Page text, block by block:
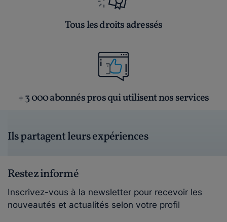
Tous les droits adressés
+ 3 000 abonnés pros qui utilisent nos services
Ils partagent leurs expériences
Restez informé
Inscrivez-vous à la newsletter pour recevoir les
nouveautés et actualités selon votre profil